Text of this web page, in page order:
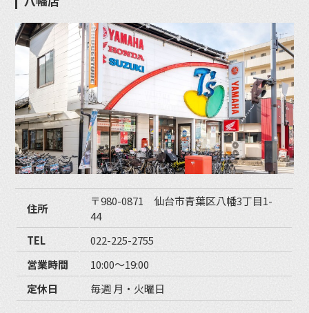
住所
〒980-0871 仙台市青葉区八幡3丁目1-
44
TEL
022-225-2755
営業時間
10:00〜19:00
定休日
毎週 月・火曜日